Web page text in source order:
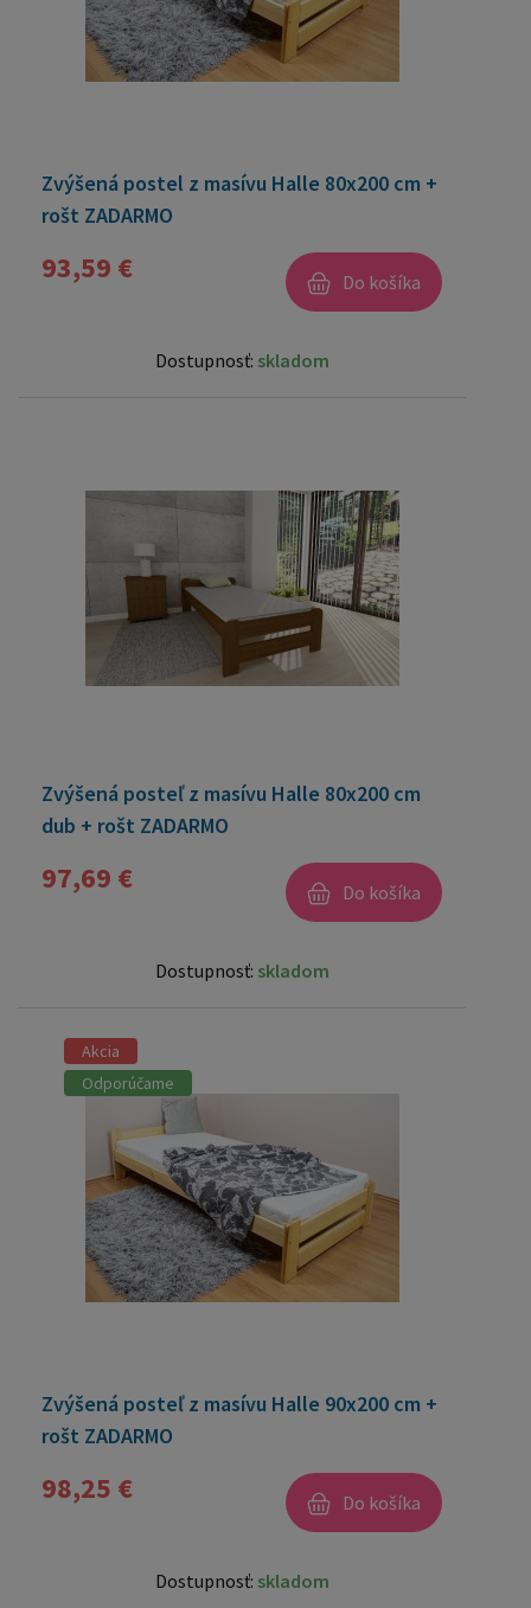
Zvýšená postel z masívu Halle 80x200 cm +
rošt ZADARMO
93,59 € Do košíka
Dostupnosť: skladom
Zvýšená posteľ z masívu Halle 80x200 cm
dub + rošt ZADARMO
97,69 € Do košíka
Dostupnosť: skladom
Akcia
Odporúčame
Zvýšená posteľ z masívu Halle 90x200 cm +
rošt ZADARMO
98,25 € Do košíka
Dostupnosť: skladom